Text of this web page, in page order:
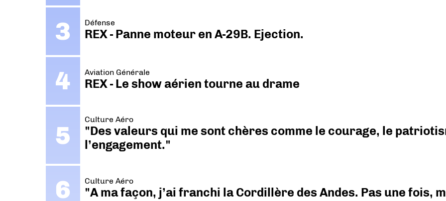
Défense
REX - Panne moteur en A-29B. Ejection.
Aviation Générale
REX - Le show aérien tourne au drame
Culture Aéro
"Des valeurs qui me sont chères comme le courage, le
l’engagement."
Culture Aéro
"A ma façon, j’ai franchi la Cordillère des Andes. Pas une fois,